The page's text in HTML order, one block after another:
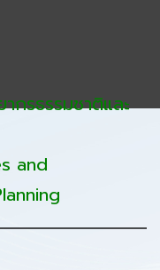
กรธรรมชาติและ
and